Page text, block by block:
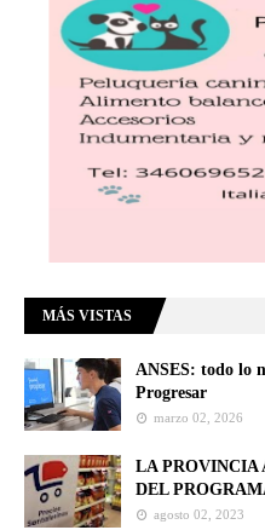
MÁS VISTAS
ANSES: todo lo
Progresar
marzo 02, 2026
LA PROVINCIA
DEL
agosto 02, 2023